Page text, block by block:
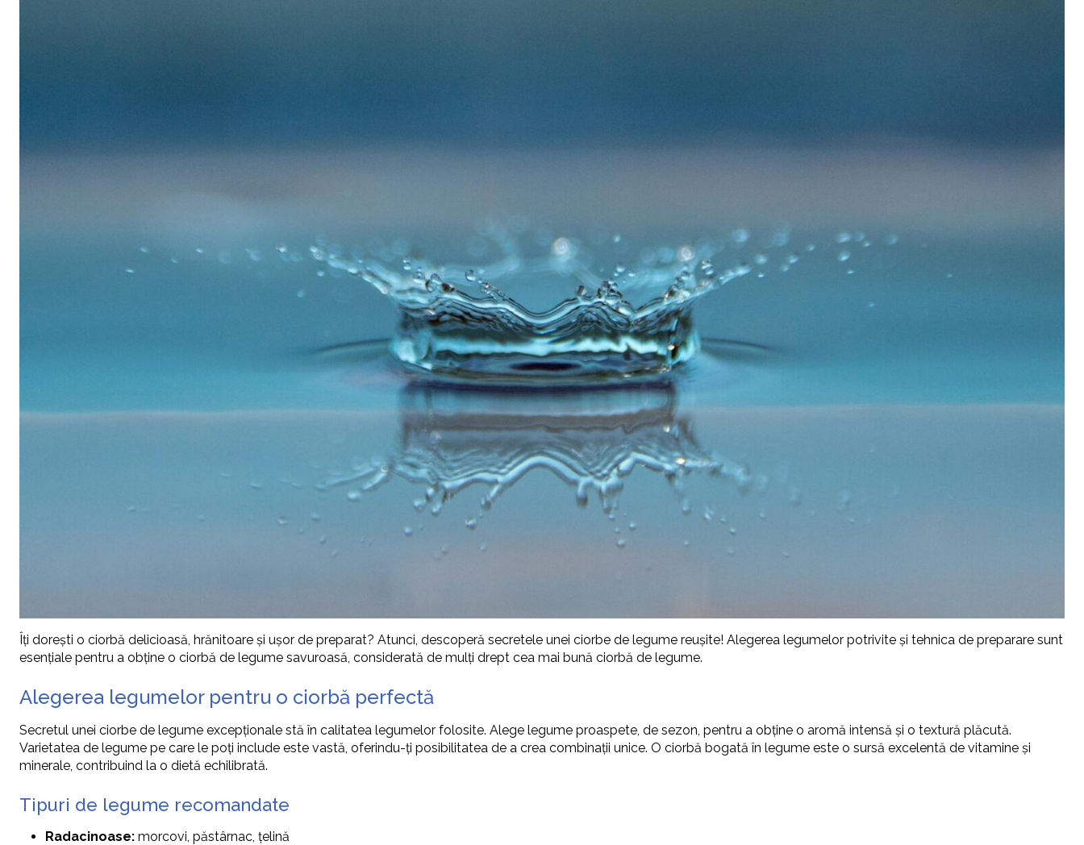
Îți dorești o ciorbă delicioasă, hrănitoare și ușor de preparat? Atunci, descoperă secretele unei ciorbe de legume reușite! Alegerea legumelor potrivite și tehnica de preparare sunt
esențiale pentru a obține o ciorbă de legume savuroasă, considerată de mulți drept cea mai bună ciorbă de legume.
Alegerea legumelor pentru o ciorbă perfectă
Secretul unei ciorbe de legume excepționale stă în calitatea legumelor folosite. Alege legume proaspete, de sezon, pentru a obține o aromă intensă și o textură plăcută.
Varietatea de legume pe care le poți include este vastă, oferindu-ți posibilitatea de a crea combinații unice. O ciorbă bogată în legume este o sursă excelentă de vitamine și
minerale, contribuind la o dietă echilibrată.
Tipuri de legume recomandate
Radacinoase: morcovi, păstârnac, țelină